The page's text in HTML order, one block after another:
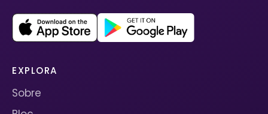
EXPLORA
Sobre